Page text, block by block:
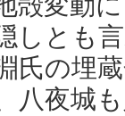
殻変動に
しとも
氏の埋
八夜城